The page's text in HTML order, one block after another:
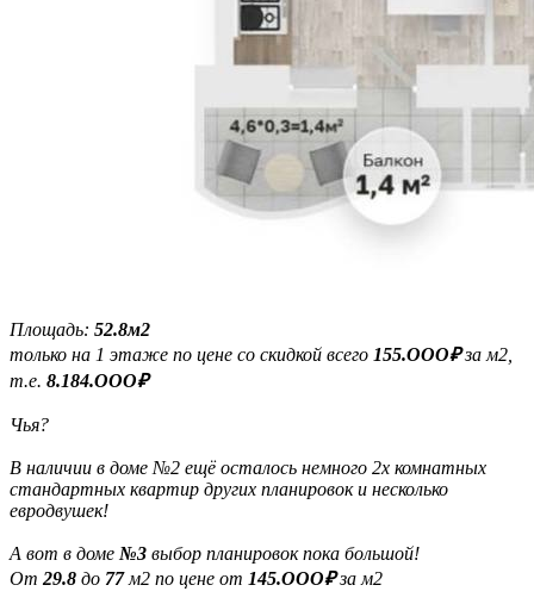
Площадь: 52.8м2
только на 1 этаже по цене со скидкой всего 155.ООО₽за м2,
т.е. 8.184.ООО₽
Чья?
В наличии в доме №2 ещё осталось немного 2х комнатных
стандартных квартир других планировок и несколько
евродвушек!
А вот в доме №3 выбор планировок пока большой!
От 29.8 до 77м2 по цене от 145.ООО₽за м2